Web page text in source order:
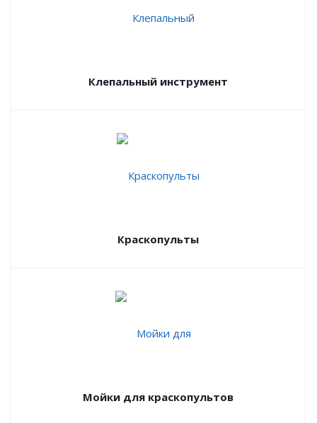
Клепальный инструмент
Краскопульты
Мойки для краскопультов